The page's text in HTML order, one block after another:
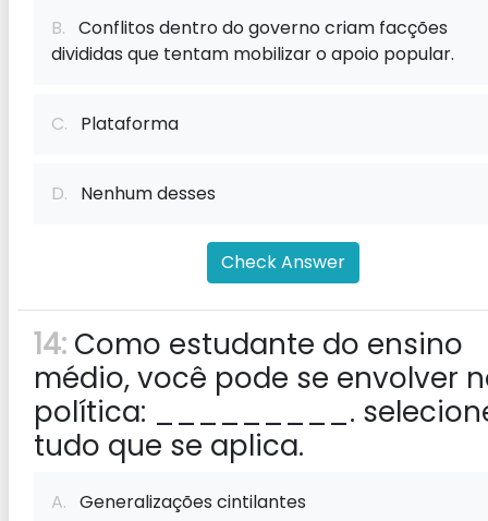
B. Conflitos dentro do governo criam facções
divididas que tentam mobilizar o apoio popular.
C. Plataforma
D. Nenhum desses
Check Answer
14: Como estudante do ensino
médio, você pode se envolver
política: _________.
tudo que se aplica.
A. Generalizações cintilantes